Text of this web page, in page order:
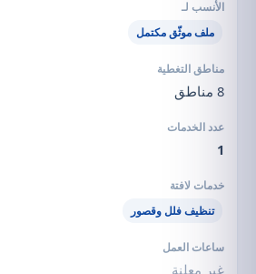
ملف موثّق مكتمل
8 مناطق
1
تنظيف فلل وقصور
غير معلنة